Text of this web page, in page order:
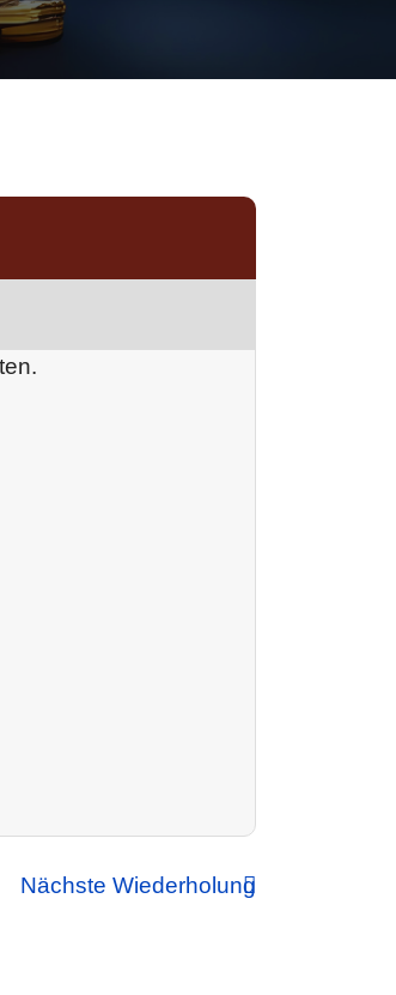
Nächste Wiederholung